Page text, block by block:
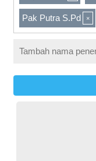
Pak Putra S.Pd